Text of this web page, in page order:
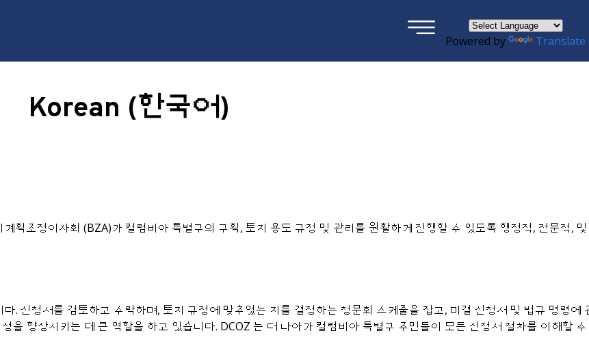
Powered by Translate
×
Korean (한국어)
획조정이사회 (BZA)가 컬럼비아 특별구의 구획, 토지 용도 규정 및 관리를 원활하게 진행할 수 있도록 행정적, 전문적,
. 신청서를 검토하고 수락하며, 토지 규정에 맞추었는 지를 결정하는 청문회 스케줄을 잡고, 미결 신청서 및 법규 명령에
을 향상시키는 데 큰 역할을 하고 있습니다. DCOZ 는 더 나아가 컬럼비아 특별구 주민들이 모든 신청서 절차를 이해할